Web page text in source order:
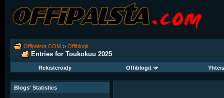
Offipalsta.COM > Offiblogit
Entries for Toukokuu 2025
Rekisteröidy Offiblogit
Blogs' Statistics